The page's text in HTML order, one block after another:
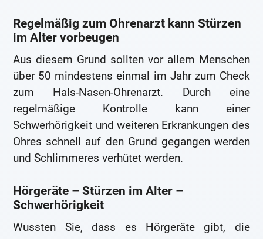
Regelmäßig zum Ohrenarzt kann Stürzen
im Alter vorbeugen
Aus diesem Grund sollten vor allem Menschen
über 50 mindestens einmal im Jahr zum Check
zum Hals-Nasen-Ohrenarzt. Durch eine
regelmäßige Kontrolle kann einer
Schwerhörigkeit und weiteren Erkrankungen des
Ohres schnell auf den Grund gegangen werden
und Schlimmeres verhütet werden.
Hörgeräte – Stürzen im Alter –
Schwerhörigkeit
Wussten Sie, dass es Hörgeräte gibt, die